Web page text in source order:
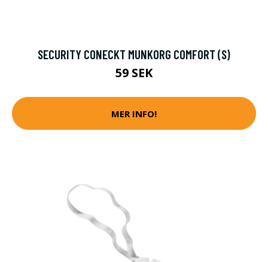
SECURITY CONECKT MUNKORG COMFORT (S)
59 SEK
MER INFO!